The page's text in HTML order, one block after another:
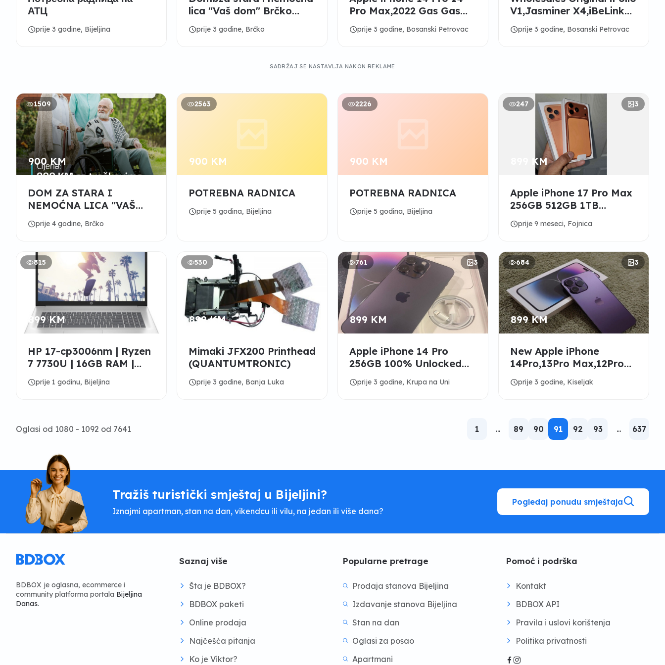
АТЦ
scheduleprije 3 godine, Bijeljina
lica "Vaš dom" Brčko
Distrikt
scheduleprije 3 godine, Brčko
Pro Max,2022 Gas Gas
300,Cervelo S5 Disc
,Total-Station-S
scheduleprije 3 godine, Bosanski Petrovac
V1,Jasminer X4,iBeLink
BM-K1Max Crypto Miners
scheduleprije 3 godine, Bosanski Petrovac
SADRŽAJ SE NASTAVLJA NAKON REKLAME
1509
900 KM
DOM ZA STARA I
NEMOĆNA LICA "VAŠ
DOM" BRČKO DISTRIKT
scheduleprije 4 godine, Brčko
2563
900 KM
POTREBNA RADNICA
scheduleprije 5 godina, Bijeljina
2226
900 KM
POTREBNA RADNICA
scheduleprije 5 godina, Bijeljina
247 3
899 KM
Apple iPhone 17 Pro Max
256GB 512GB 1TB
Factory Unlocked New
Sealed
scheduleprije 9 meseci, Fojnica
815
899 KM
HP 17-cp3006nm | Ryzen
7 7730U | 16GB RAM |
512GB M.2 | 17.3" FHD
scheduleprije 1 godinu, Bijeljina
530
899 KM
Mimaki JFX200 Printhead
(QUANTUMTRONIC)
scheduleprije 3 godine, Banja Luka
761 3
899 KM
Apple iPhone 14 Pro
256GB 100% Unlocked
Apple Warranty
scheduleprije 3 godine, Krupa na Uni
684 3
899 KM
New Apple iPhone
14Pro,13Pro Max,12Pro
Unlocked Phones
scheduleprije 3 godine, Kiseljak
Oglasi od 1080 - 1092 od 7641 1 ... 89 90 91 92 93 ... 637
Tražiš turistički smještaj u Bijeljini?
Iznajmi apartman, stan na dan, vikendcu ili vilu, na jedan ili više dana?
Pogledaj ponudu smještaja
BDBOX je oglasna, ecommerce i
community platforma portala Bijeljina
Danas.
Saznaj više
Šta je BDBOX?
BDBOX paketi
Online prodaja
Najčešća pitanja
Ko je Viktor?
Popularne pretrage
Prodaja stanova Bijeljina
Izdavanje stanova Bijeljina
Stan na dan
Oglasi za posao
Apartmani
Pomoć i podrška
Kontakt
BDBOX API
Pravila i uslovi korištenja
Politika privatnosti